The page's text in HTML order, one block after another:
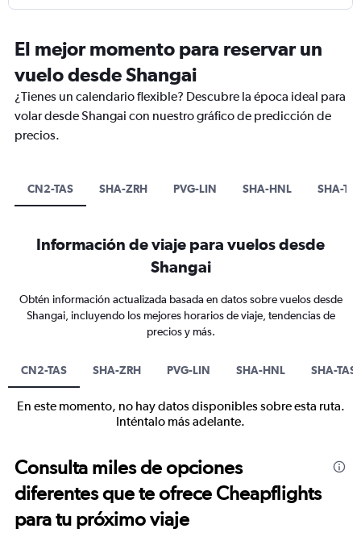
El mejor momento para reservar un
vuelo desde Shangai
¿Tienes un calendario flexible? Descubre la época ideal para
volar desde Shangai con nuestro gráfico de predicción de
precios.
CN2-TAS SHA-ZRH PVG-LIN SHA-HNL SHA-
Información de viaje para vuelos desde
Shangai
Obtén información actualizada basada en datos sobre vuelos desde
Shangai, incluyendo los mejores horarios de viaje, tendencias de
precios y más.
CN2-TAS SHA-ZRH PVG-LIN SHA-HNL SHA-TAS
En este momento, no hay datos disponibles sobre esta ruta.
Inténtalo más adelante.
Consulta miles de opciones
diferentes que te ofrece Cheapflights
para tu próximo viaje